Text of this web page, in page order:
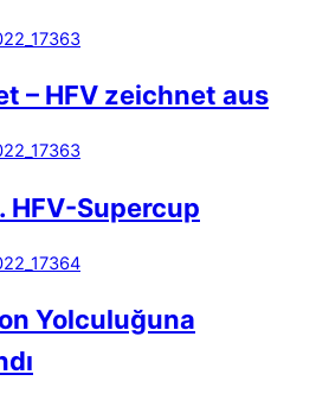
– HFV zeichnet aus
HFV-Supercup
Yolculuğuna